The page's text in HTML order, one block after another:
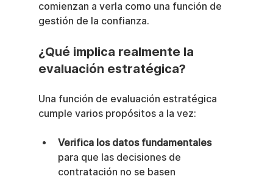
comienzan a verla como una función de
gestión de la confianza.
¿Qué implica realmente la
evaluación estratégica?
Una función de evaluación estratégica
cumple varios propósitos a la vez:
Verifica los datos fundamentales
para que las decisiones de
contratación no se basen